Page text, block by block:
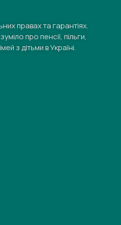
правах та гарантіях.
про пенсії, пільги,
з дітьми в Україні.